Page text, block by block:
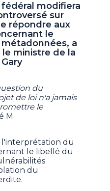
modifiera
sur
répondre aux
le
a
ministre de la
du
de loi n'a jamais
le
M.
l'interprétation du
le libellé du
du